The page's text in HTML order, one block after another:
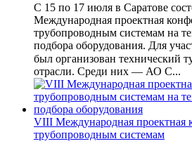
С 15 по 17 июля в Саратове
Международная проектная
трубопроводным системам на
подбора оборудования. Для
был организован технический
отрасли. Среди них — АО С...
VIII Международная проектная
трубопроводным системам